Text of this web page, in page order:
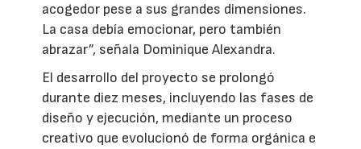
acogedor pese a sus grandes dimensiones.
La casa debía emocionar, pero también
abrazar”, señala Dominique Alexandra.
El desarrollo del proyecto se prolongó
durante diez meses, incluyendo las fases de
diseño y ejecución, mediante un proceso
creativo que evolucionó de forma orgánica e